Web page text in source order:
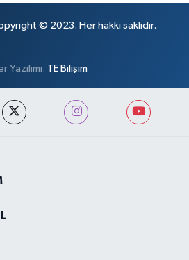
© 2023. Her hakkı saklıdır.
Yazılımı: TE Bilişim